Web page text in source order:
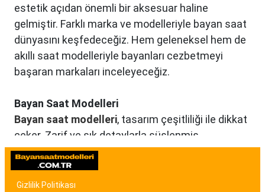
estetik açıdan önemli bir aksesuar haline
gelmiştir. Farklı marka ve modelleriyle bayan saat
dünyasını keşfedeceğiz. Hem geleneksel hem de
akıllı saat modelleriyle bayanları cezbetmeyi
başaran markaları inceleyeceğiz.
Bayan Saat Modelleri
Bayan saat modelleri, tasarım çeşitliliği ile dikkat
çeker. Zarif ve şık detaylarla süslenmiş
modellerden, spor ve günlük kullanıma uygun
olanlara kadar birçok seçenek mevcuttur. Renk,
malzeme ve tasarım özellikleriyle bayan saat
Gizlilik Politikası